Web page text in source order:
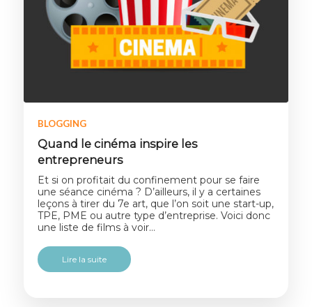
BLOGGING
Quand le cinéma inspire les
entrepreneurs
Et si on profitait du confinement pour se faire
une séance cinéma ? D’ailleurs, il y a certaines
leçons à tirer du 7e art, que l’on soit une start-up,
TPE, PME ou autre type d’entreprise. Voici donc
une liste de films à voir…
Lire la suite